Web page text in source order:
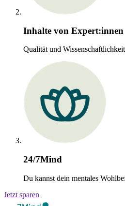
Inhalte von Expert:innen
Qualität und
24/7Mind
Du kannst dein mentales
Jetzt sparen